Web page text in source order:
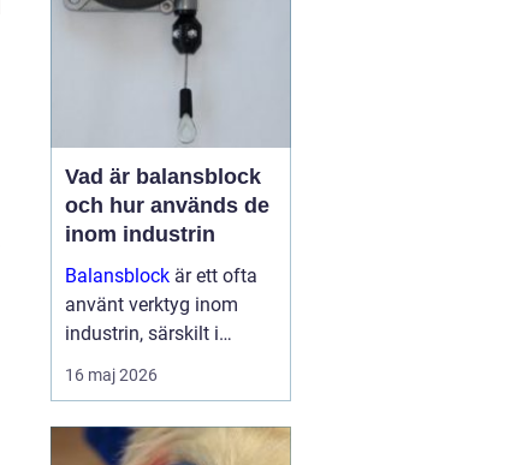
Vad är balansblock
och hur används de
inom industrin
Balansblock är ett ofta
använt verktyg inom
industrin, särskilt i
verkstads- och
produktionsmiljöer, där
effektivisera
16 maj 2026